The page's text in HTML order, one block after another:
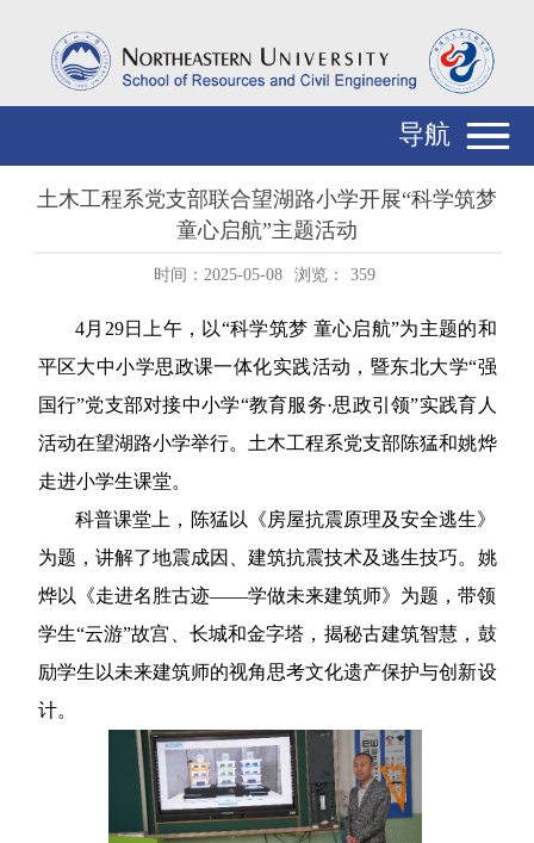
导航
土木工程系党支部联合望湖路小学开展“科学筑梦
童心启航”主题活动
时间：2025-05-08 浏览： 359
4月 29日上午，以“科学筑梦 童心启航”为主题的和
平区大中小学思政课一体化实践活动，暨东北大学“强
国行”党支部对接中小学“教育服务·思政引领”实践育人
活动在望湖路小学举行。土木工程系党支部陈猛和姚烨
走进小学生课堂。
科普课堂上，陈猛以《房屋抗震原理及安全逃生》
为题，讲解了地震成因、建筑抗震技术及逃生技巧。姚
烨以《走进名胜古迹——学做未来建筑师》为题，带领
学生“云游”故宫、长城和金字塔，揭秘古建筑智慧，鼓
励学生以未来建筑师的视角思考文化遗产保护与创新设
计。